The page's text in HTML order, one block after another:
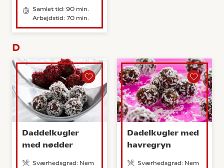
Samlet tid: 90 min.
Arbejdstid: 70 min.
D
Daddelkugler
med nødder
Sværhedsgrad: Nem
Dadelkugler med
havregryn
Sværhedsgrad: Nem